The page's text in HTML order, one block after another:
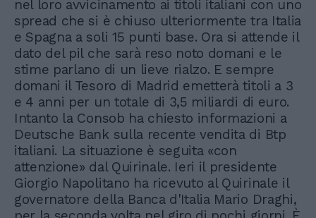
nel loro avvicinamento ai titoli italiani con uno
spread che si è chiuso ulteriormente tra Italia
e Spagna a soli 15 punti base. Ora si attende il
dato del pil che sarà reso noto domani e le
stime parlano di un lieve rialzo. E sempre
domani il Tesoro di Madrid emetterà titoli a 3
e 4 anni per un totale di 3,5 miliardi di euro.
Intanto la Consob ha chiesto informazioni a
Deutsche Bank sulla recente vendita di Btp
italiani. La situazione è seguita «con
attenzione» dal Quirinale. Ieri il presidente
Giorgio Napolitano ha ricevuto al Quirinale il
governatore della Banca d'Italia Mario Draghi,